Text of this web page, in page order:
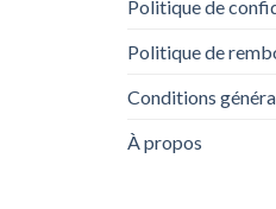
Politique de
Politique de
Conditions
À propos